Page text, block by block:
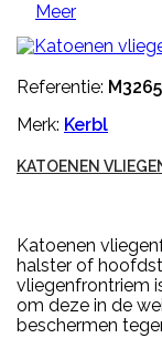
Meer
Referentie:
Merk: Kerbl
KATOENEN
Katoenen
halster of
vliegenfrontriem
om deze in de
beschermen